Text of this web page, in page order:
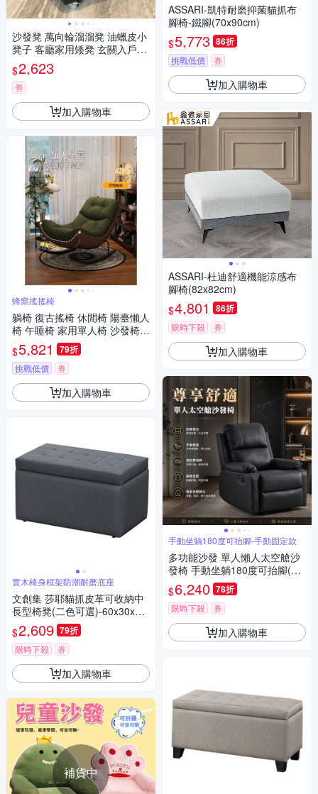
沙發凳 萬向輪溜溜凳 油蠟皮小
凳子 客廳家用矮凳 玄關入戶門
換鞋凳 單人沙發椅
$2,623
券
加入購物車
蜂窩搖搖椅
躺椅 復古搖椅 休閒椅 陽臺懶人
椅 午睡椅 家用單人椅 沙發椅
客廳搖搖椅 小沙發 單人沙發 午
休椅
$5,821 79折
挑戰低價 券
加入購物車
實木椅身框架防潮耐磨底座
文創集 莎耶貓抓皮革可收納中
長型椅凳(二色可選)-60x30x35
cm免組
$2,609 79折
限時下殺 券
加入購物車
補貨中
ASSARI-凱特耐磨抑菌貓抓布
腳椅-鐵腳(70x90cm)
$5,773 86折
挑戰低價 券
加入購物車
ASSARI-杜迪舒適機能涼感布
腳椅(82x82cm)
$4,801 86折
限時下殺 券
加入購物車
手動坐躺180度可抬腳-手動固定款
多功能沙發 單人懶人太空艙沙
發椅 手動坐躺180度可抬腳(手
動固定款)
$6,240 78折
限時下殺 券
加入購物車